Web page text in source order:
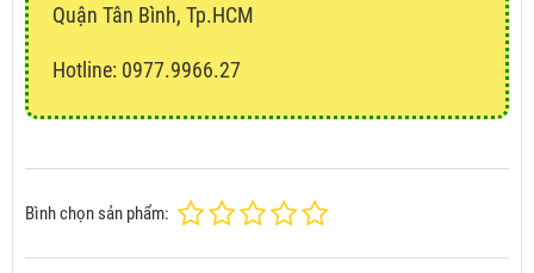
Quận Tân Bình, Tp.HCM
Hotline: 0977.9966.27
Bình chọn sản phẩm: